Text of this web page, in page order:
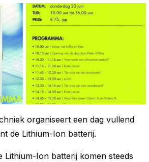
organiseert een dag vullend
de Lithium-Ion batterij.
Lithium-Ion batterij komen steeds